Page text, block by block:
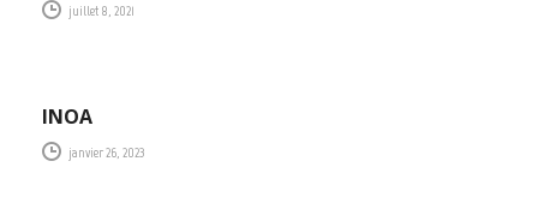
juillet 8, 2021
INOA
janvier 26, 2023